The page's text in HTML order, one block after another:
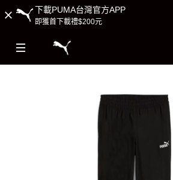
下載PUMA台灣官方APP
即獲首下載禮$200元